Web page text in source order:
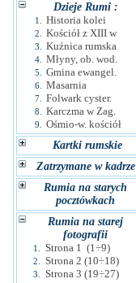
Dzieje Rumi :
1. Historia kolei
2. Kościół z XIII w
3. Kuźnica rumska
4. Młyny, ob. wod.
5. Gmina ewangel.
6. Masarnia
7. Folwark cyster.
8. Karczma w Zag.
9.
Ośmio-w. kościół
Kartki rumskie
Zatrzymane w kadrze
Rumia na starych
pocztówkach
Rumia na starej
fotografii
1. Strona 1 (1÷9)
2. Strona 2 (10÷18)
3. Strona 3 (19÷27)